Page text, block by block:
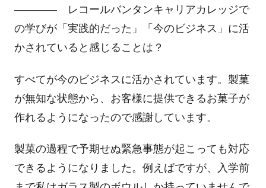
―――― レコールバンタンキャリアカレッジで
の学びが「実践的だった」「今のビジネス」に活
かされていると感じることは？
すべてが今のビジネスに活かされています。製菓
が無知な状態から、お客様に提供できるお菓子が
作れるようになったので感謝しています。
製菓の過程で予期せぬ緊急事態が起こっても対応
できるようになりました。例えばですが、入学前